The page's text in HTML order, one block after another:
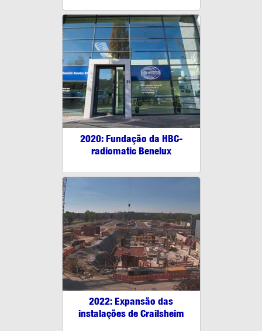
2020: Fundação da HBC-
radiomatic Benelux
2022: Expansão das
instalações de Crailsheim